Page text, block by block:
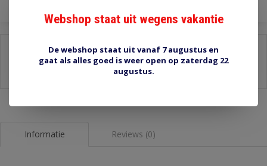
Stel een vraag over dit product
Informatie Reviews (0)
Webshop staat uit wegens vakantie
De webshop staat uit vanaf 7 augustus en
gaat als alles goed is weer open op zaterdag 22
augustus.